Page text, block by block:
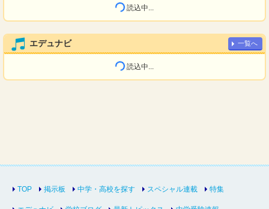
読込中...
エデュナビ 一覧へ
読込中...
TOP 掲示板 中学・高校を探す スペシャル連載 特集